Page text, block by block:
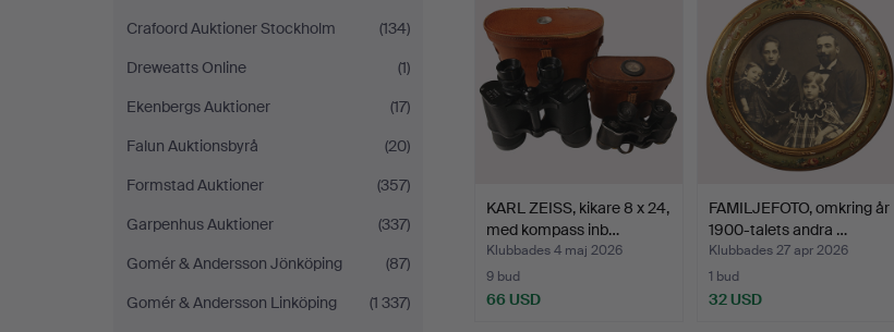
Crafoord Auktioner Stockholm
(134)
Dreweatts Online
(1)
Ekenbergs Auktioner
(17)
Falun Auktionsbyrå
(20)
Formstad Auktioner
(357)
Garpenhus Auktioner
(337)
Gomér & Andersson Jönköping
(87)
Gomér & Andersson Linköping
(1 337)
KARL ZEISS, kikare 8 x 24,
med kompass inb…
Klubbades 4 maj 2026
9 bud
66 USD
FAMILJEFOTO, omkring år
1900-talets andra …
Klubbades 27 apr 2026
1 bud
32 USD